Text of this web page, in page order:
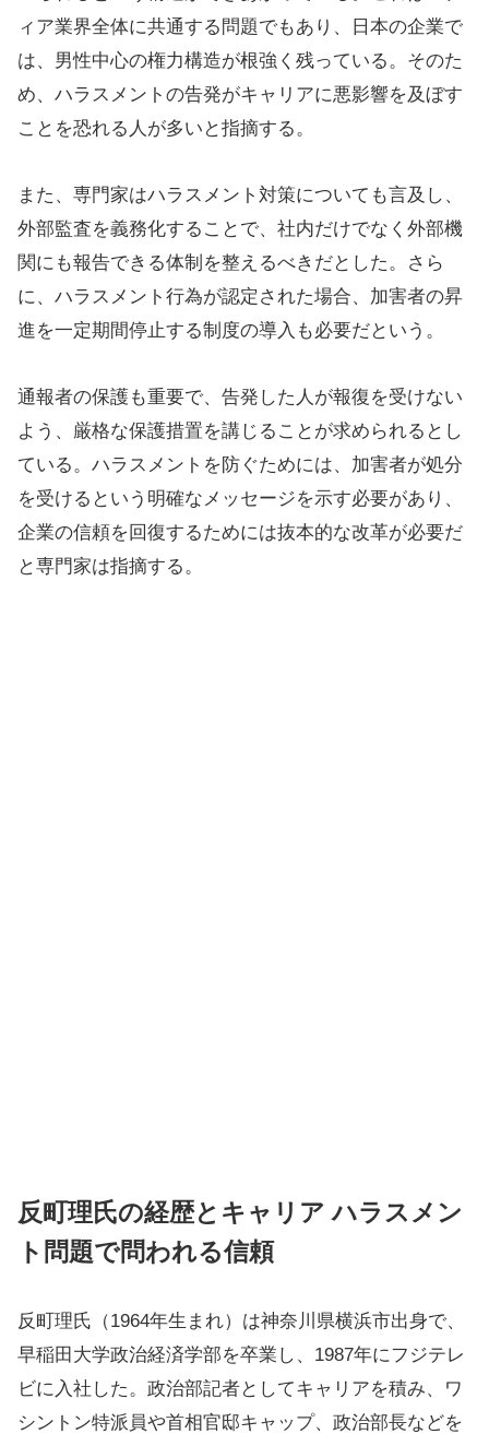
ィア業界全体に共通する問題でもあり、日本の企業で
は、男性中心の権力構造が根強く残っている。そのた
め、ハラスメントの告発がキャリアに悪影響を及ぼす
ことを恐れる人が多いと指摘する。
また、専門家はハラスメント対策についても言及し、
外部監査を義務化することで、社内だけでなく外部機
関にも報告できる体制を整えるべきだとした。さら
に、ハラスメント行為が認定された場合、加害者の昇
進を一定期間停止する制度の導入も必要だという。
通報者の保護も重要で、告発した人が報復を受けない
よう、厳格な保護措置を講じることが求められるとし
ている。ハラスメントを防ぐためには、加害者が処分
を受けるという明確なメッセージを示す必要があり、
企業の信頼を回復するためには抜本的な改革が必要だ
と専門家は指摘する。
反町理氏の経歴とキャリア ハラスメン
ト問題で問われる信頼
反町理氏（1964年生まれ）は神奈川県横浜市出身で、
早稲田大学政治経済学部を卒業し、1987年にフジテレ
ビに入社した。政治部記者としてキャリアを積み、ワ
シントン特派員や首相官邸キャップ、政治部長などを